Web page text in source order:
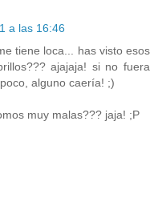
a las 16:46
tiene loca... has visto esos
ajajaja! si no fuera
alguno caería! ;)
muy malas??? jaja! ;P